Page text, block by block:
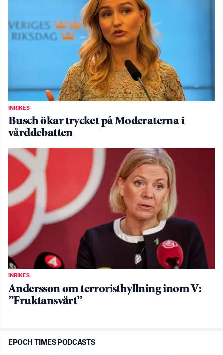
INRIKES
Busch ökar trycket på Moderaterna i
vårddebatten
INRIKES
Andersson om terroristhyllning inom V:
”Fruktansvärt”
EPOCH TIMES PODCASTS